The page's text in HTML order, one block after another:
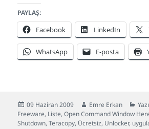
PAYLAŞ:
Facebook LinkedIn
WhatsApp E-posta
Yayın
tarihi
09 Haziran 2009 Yazar
Emre Erkan
Freeware, Liste,Open Command Window
Shutdown,Teracopy, Ücretsiz, Unlocker,